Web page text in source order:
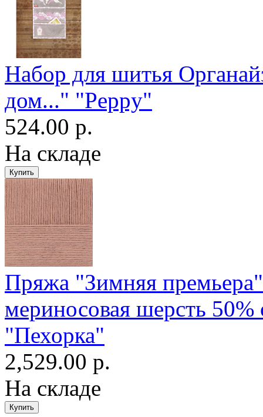
Набор для шитья
дом..." "Peppy"
524.00 р.
На складе
Пряжа "Зимняя
мериносовая шерсть
"Пехорка"
2,529.00 р.
На складе